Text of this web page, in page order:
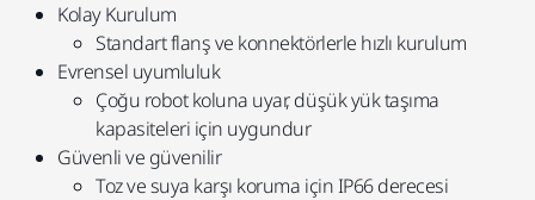
Kolay Kurulum
Standart flanş ve konnektörlerle hızlı kurulum
Evrensel uyumluluk
Çoğu robot koluna uyar, düşük yük taşıma
kapasiteleri için uygundur
Güvenli ve güvenilir
Toz ve suya karşı koruma için IP66 derecesi